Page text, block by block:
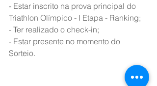
- Estar inscrito na prova principal do
Triathlon Olímpico - I Etapa - Ranking;
- Ter realizado o check-in;
- Estar presente no momento do
Sorteio.